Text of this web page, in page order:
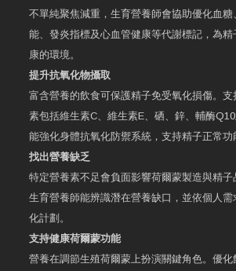
不單純聚焦減重，生育營養師會協助優化血
能、發炎指標及心血管健康等代謝標記，為
康的環境。
提升抗氧化物攝取
富含營養的飲食可保護精子免受氧化損傷。
素包括維生素C、維生素E、硒、鋅、輔酶
能強化身體抗氧化防禦系統，支持精子正常功
找出營養缺乏
特定營養素不足會負面影響荷爾蒙製造與精子
生育營養師能辨識潛在營養缺口，並依個人需
化計劃。
支持健康荷爾蒙功能
營養在調節生殖荷爾蒙上扮演關鍵角色。優